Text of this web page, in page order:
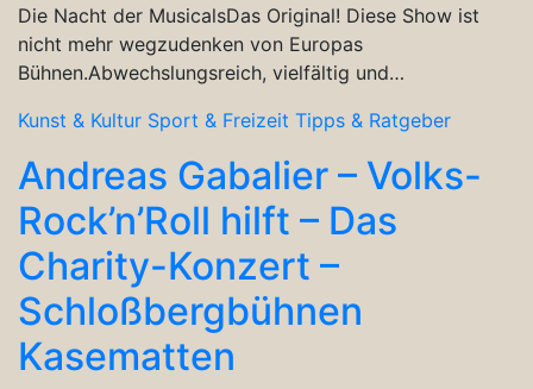
Die Nacht der MusicalsDas Original! Diese Show ist
nicht mehr wegzudenken von Europas
Bühnen.Abwechslungsreich, vielfältig und…
Kunst & Kultur Sport & Freizeit Tipps & Ratgeber
Andreas Gabalier – Volks-
Rock’n’Roll hilft – Das
Charity-Konzert –
Schloßbergbühnen
Kasematten